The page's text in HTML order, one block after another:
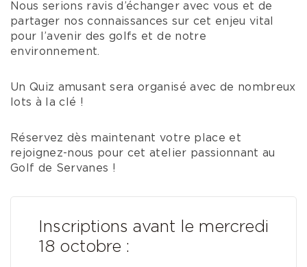
Nous serions ravis d’échanger avec vous et de
partager nos connaissances sur cet enjeu vital
pour l’avenir des golfs et de notre
environnement.
Un Quiz amusant sera organisé avec de nombreux
lots à la clé !
Réservez dès maintenant votre place et
rejoignez-nous pour cet atelier passionnant au
Golf de Servanes !
Inscriptions avant le mercredi
18 octobre :